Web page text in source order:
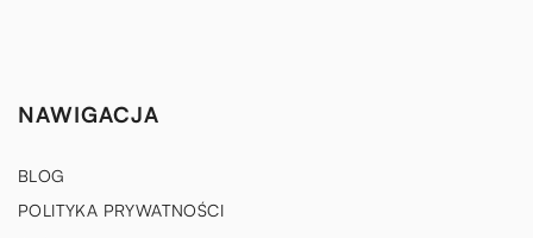
NAWIGACJA
BLOG
POLITYKA PRYWATNOŚCI